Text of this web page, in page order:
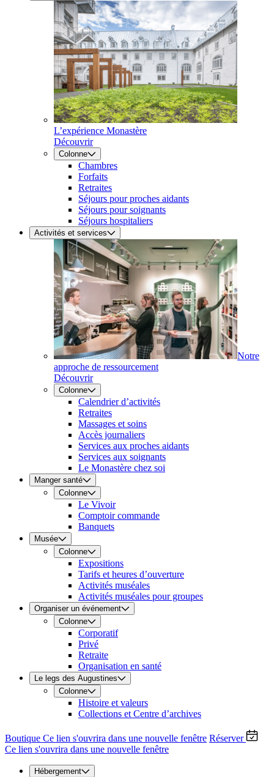
L’expérience Monastère
Découvrir
Colonne
Chambres
Forfaits
Retraites
Séjours pour proches aidants
Séjours pour soignants
Séjours hospitaliers
Activités et services
Notre
approche de ressourcement
Découvrir
Colonne
Calendrier d’activités
Retraites
Massages et soins
Accès journaliers
Services aux proches aidants
Services aux soignants
Le Monastère chez soi
Manger santé
Colonne
Le Vivoir
Comptoir commande
Banquets
Musée
Colonne
Expositions
Tarifs et heures d’ouverture
Activités muséales
Activités muséales pour groupes
Organiser un événement
Colonne
Corporatif
Privé
Retraite
Organisation en santé
Le legs des Augustines
Colonne
Histoire et valeurs
Collections et Centre d’archives
Boutique Ce lien s'ouvrira dans une nouvelle fenêtre Réserver
Ce lien s'ouvrira dans une nouvelle fenêtre
Hébergement